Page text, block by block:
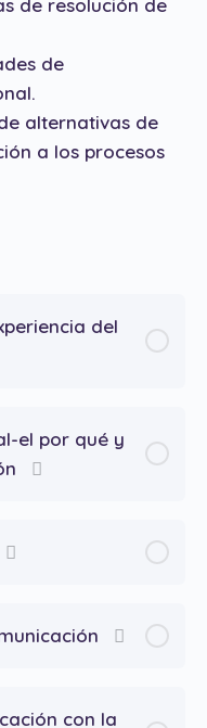
de
alternativas de
a los procesos
del
el por qué y
con la